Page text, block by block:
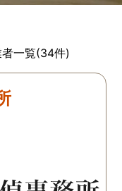
者一覧(34件)